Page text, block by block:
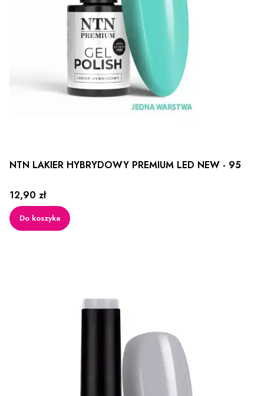
NTN LAKIER HYBRYDOWY PREMIUM LED NEW - 95
Cena
12,90 zł
Do koszyka